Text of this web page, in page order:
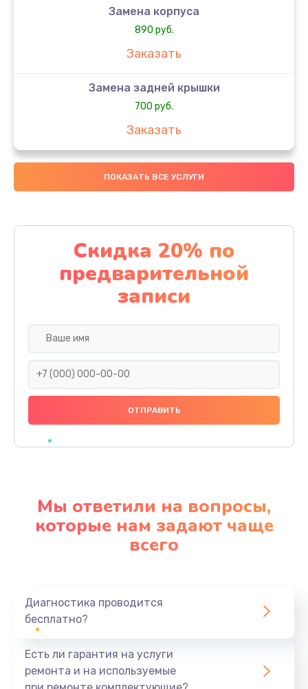
Замена корпуса
890 руб.
Заказать
Замена задней крышки
700 руб.
Заказать
Комплексная чистка
900 руб.
Замена стекла
1100 руб.
Заказать
Замена разъема питания
600 руб.
Заказать
Ремонт мультиконтроллера
Замена кнопки включения
Заказать
ПОКАЗАТЬ ВСЕ УСЛУГИ
Скидка 20% по
предварительной
записи
Мы ответили на вопросы,
которые нам задают чаще
всего
Диагностика проводится
бесплатно?
Есть ли гарантия на услуги
ремонта и на используемые